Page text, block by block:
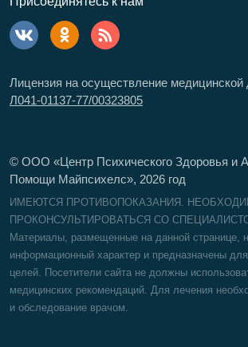
Лицензия на осуществление медицинской
Л041-01137-77/00323805
© ООО «Центр Психического Здоровья и
Помощи Майпсихелс», 2026 год
ИМЕЮТСЯ ПРОТИВОПОКАЗАНИЯ.
ПРОКОНСУЛЬТИРОВАТЬСЯ СО
Материалы, размещенные на данной странице,
информационный характер и предназначены
целей. Посетители сайта не должны
медицинских рекомендаций. Для лечения
и обследование врачом.